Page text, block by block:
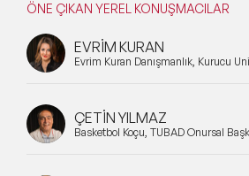
ÖNE ÇIKAN YEREL KONUŞMACILAR
EVRİM KURAN
Evrim Kuran Danışmanlık, Kurucu
ÇETİN YILMAZ
Basketbol Koçu, TÜBAD Onursal